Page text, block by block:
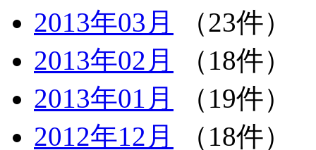
2013年03月
（23件）
2013年02月
（18件）
2013年01月
（19件）
2012年12月
（18件）